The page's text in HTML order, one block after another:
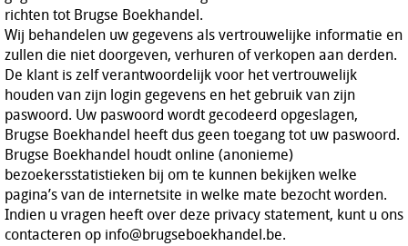
richten tot Brugse Boekhandel.
Wij behandelen uw gegevens als vertrouwelijke informatie en
zullen die niet doorgeven, verhuren of verkopen aan derden.
De klant is zelf verantwoordelijk voor het vertrouwelijk
houden van zijn login gegevens en het gebruik van zijn
paswoord. Uw paswoord wordt gecodeerd opgeslagen,
Brugse Boekhandel heeft dus geen toegang tot uw paswoord.
Brugse Boekhandel houdt online (anonieme)
bezoekersstatistieken bij om te kunnen bekijken welke
pagina’s van de internetsite in welke mate bezocht worden.
Indien u vragen heeft over deze privacy statement, kunt u ons
contacteren op info@brugseboekhandel.be.